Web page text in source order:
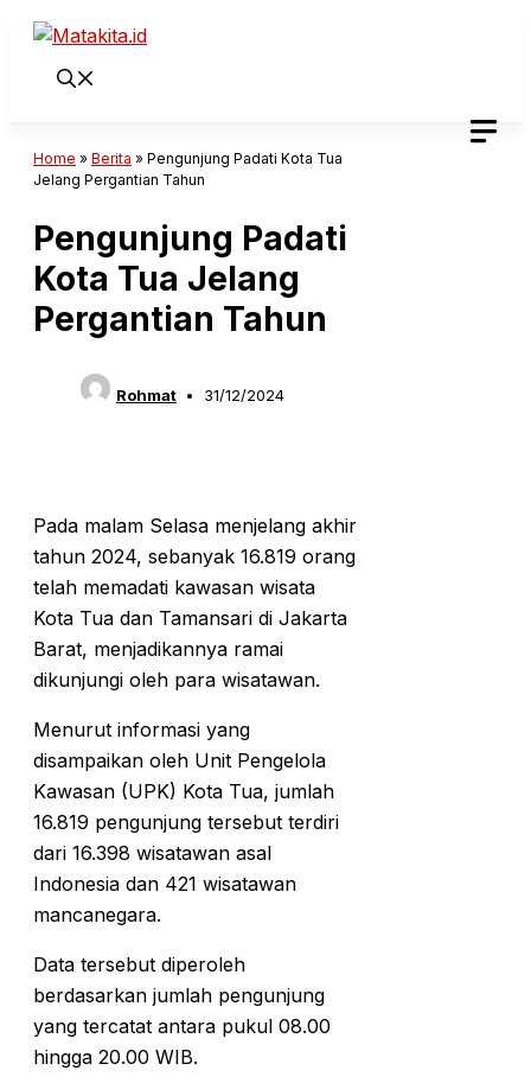
Langsung
Home » Berita » Pengunjung Padati Kota Tua
Jelang Pergantian Tahun
Pengunjung Padati
Kota Tua Jelang
Pergantian Tahun
Rohmat 31/12/2024
Pada malam Selasa menjelang akhir
tahun 2024, sebanyak 16.819 orang
telah memadati kawasan wisata
Kota Tua dan Tamansari di Jakarta
Barat, menjadikannya ramai
dikunjungi oleh para wisatawan.
Menurut informasi yang
disampaikan oleh Unit Pengelola
Kawasan (UPK) Kota Tua, jumlah
16.819 pengunjung tersebut terdiri
dari 16.398 wisatawan asal
Indonesia dan 421 wisatawan
mancanegara.
Data tersebut diperoleh
berdasarkan jumlah pengunjung
yang tercatat antara pukul 08.00
hingga 20.00 WIB.